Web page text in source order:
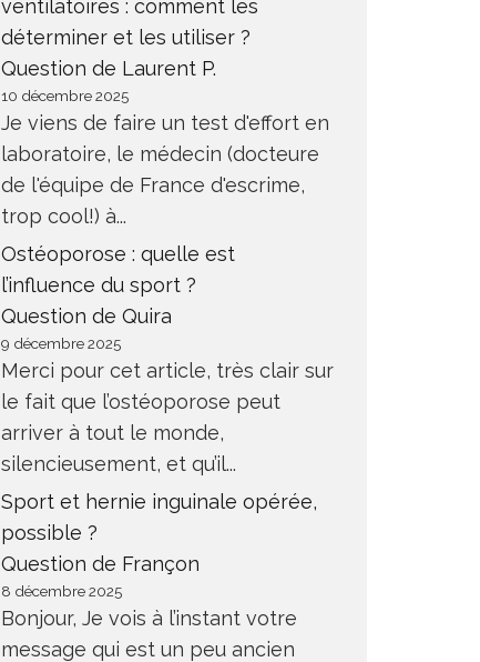
ventilatoires : comment les
déterminer et les utiliser ?
Question de Laurent P.
10 décembre 2025
Je viens de faire un test d'effort en
laboratoire, le médecin (docteure
de l'équipe de France d'escrime,
trop cool!) à...
Ostéoporose : quelle est
l’influence du sport ?
Question de Quira
9 décembre 2025
Merci pour cet article, très clair sur
le fait que l’ostéoporose peut
arriver à tout le monde,
silencieusement, et qu’il...
Sport et hernie inguinale opérée,
possible ?
Question de Françon
8 décembre 2025
Bonjour, Je vois à l’instant votre
message qui est un peu ancien